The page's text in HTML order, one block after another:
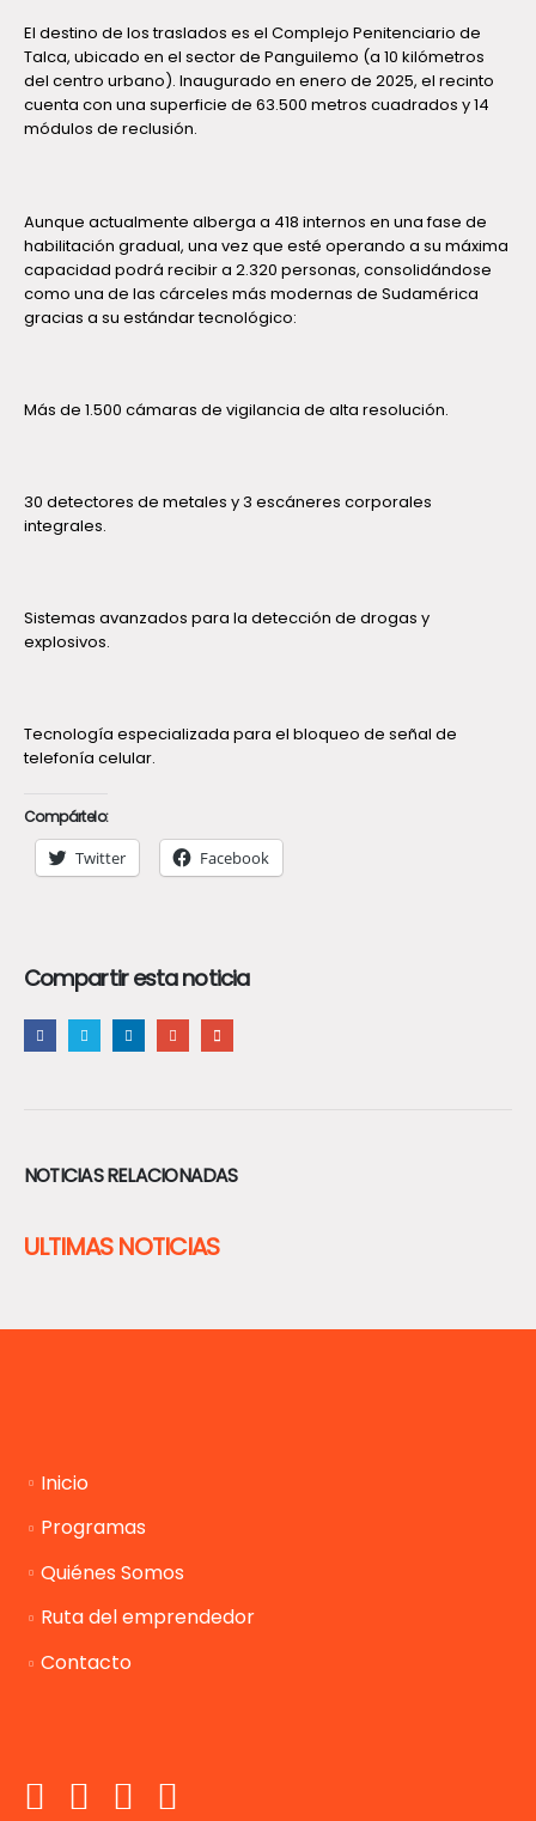
El destino de los traslados es el Complejo Penitenciario de
Talca, ubicado en el sector de Panguilemo (a 10 kilómetros
del centro urbano). Inaugurado en enero de 2025, el recinto
cuenta con una superficie de 63.500 metros cuadrados y 14
módulos de reclusión.
Aunque actualmente alberga a 418 internos en una fase de
habilitación gradual, una vez que esté operando a su máxima
capacidad podrá recibir a 2.320 personas, consolidándose
como una de las cárceles más modernas de Sudamérica
gracias a su estándar tecnológico:
Más de 1.500 cámaras de vigilancia de alta resolución.
30 detectores de metales y 3 escáneres corporales
integrales.
Sistemas avanzados para la detección de drogas y
explosivos.
Tecnología especializada para el bloqueo de señal de
telefonía celular.
Compártelo:
Twitter Facebook
Compartir esta noticia
NOTICIAS RELACIONADAS
ULTIMAS NOTICIAS
Inicio
Programas
Quiénes Somos
Ruta del emprendedor
Contacto